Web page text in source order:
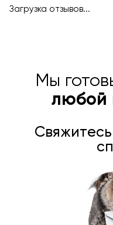
Загрузка отзывов...
Мы
любой